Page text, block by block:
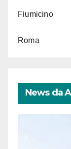
Fiumicino
Roma
News da